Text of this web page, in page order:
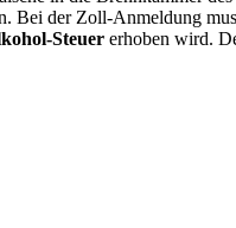
Bei der Zoll-Anmeldung
Steuer erhoben wird.